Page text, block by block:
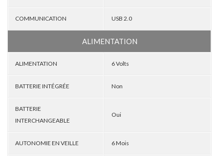
COMMUNICATION USB 2.0
ALIMENTATION
ALIMENTATION 6 Volts
BATTERIE INTÉGRÉE Non
BATTERIE
INTERCHANGEABLE
Oui
AUTONOMIE EN VEILLE 6 Mois